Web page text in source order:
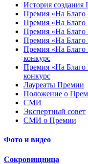
История создания
Премия «На
Премия «На
Премия «На
Премия «На
Премия «На
конкурс
Премия «На
конкурс
Лауреаты Премии
Положение о
СМИ
Экспертный совет
СМИ о Премии
Фото и видео
Сокровищница